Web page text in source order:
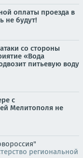
оплаты проезда в
не будут!
со стороны
«Вода
питьевую воду
с
Мелитополя не
региональной